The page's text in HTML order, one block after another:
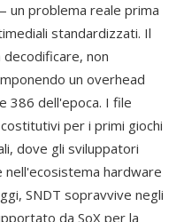
un problema reale prima
standardizzati. Il
non
un overhead
386 dell'epoca. I file
per i primi giochi
dove gli sviluppatori
nell'ecosistema hardware
SNDT sopravvive negli
da SoX per la